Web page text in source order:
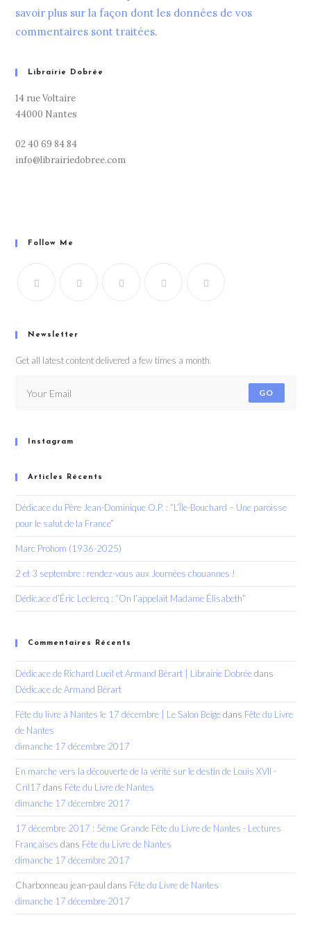
savoir plus sur la façon dont les données de vos
commentaires sont traitées.
Librairie Dobrée
14 rue Voltaire
44000 Nantes
02 40 69 84 84
info@librairiedobree.com
Follow Me
Newsletter
Get all latest content delivered a few times a month.
GO
Instagram
Articles Récents
Dédicace du Père Jean-Dominique O.P. : “L’Île-Bouchard – Une paroisse
pour le salut de la France”
Marc Prohom (1936-2025)
2 et 3 septembre : rendez-vous aux Journées chouannes !
Dédicace d’Éric Leclercq : “On l’appelait Madame Élisabeth”
Commentaires Récents
Dédicace de Richard Lueil et Armand Bérart | Librairie Dobréedans
Dédicace de Armand Bérart
Fête du livre à Nantes le 17 décembre | Le Salon Beigedans Fête du Livre
de Nantes
dimanche 17 décembre 2017
En marche vers la découverte de la vérité sur le destin de Louis XVII -
Cril17 dans Fête du Livre de Nantes
dimanche 17 décembre 2017
17 décembre 2017 : 5ème Grande Fête du Livre de Nantes - Lectures
Françaises dans Fête du Livre de Nantes
dimanche 17 décembre 2017
Charbonneau jean-paul dans Fête du Livre de Nantes
dimanche 17 décembre 2017